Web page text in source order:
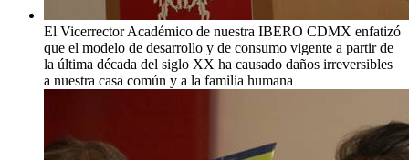
El Vicerrector Académico de nuestra IBERO CDMX enfatizó
que el modelo de desarrollo y de consumo vigente a partir de
la última década del siglo XX ha causado daños irreversibles
a nuestra casa común y a la familia humana